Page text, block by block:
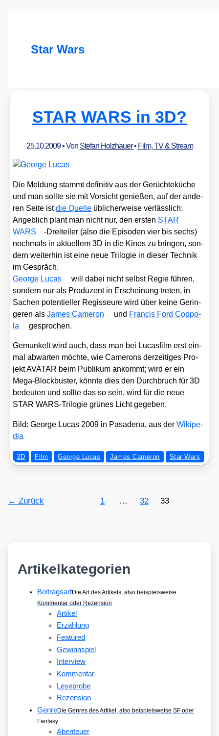
Star Wars
STAR WARS in 3D?
25.10.2009• Von Stefan Holzhauer• Film, TV & Stream
Die Mel­dung stammt defi­ni­tiv aus der Gerüch­te­kü­che
und man soll­te sie mit Vor­sicht genie­ßen, auf der ande­
ren Sei­te istdie Quel­le übli­cher­wei­se ver­läss­lich:
Angeb­lich plant man nicht nur, den ers­ten STAR
WARS
-Drei­tei­ler (also die Epi­so­den vier bis sechs)
noch­mals in aktu­el­lem 3D in die Kinos zu brin­gen, son­
dern wei­ter­hin ist eine neue Tri­lo­gie in die­ser Tech­nik
im Gespräch.
Geor­ge Lucas
will dabei nicht selbst Regie füh­ren,
son­dern nur als Pro­du­zent in Erschei­nung tre­ten, in
Sachen poten­ti­el­ler Regis­seu­re wird über kei­ne Gerin­
ge­ren alsJames Came­ron und Fran­cis Ford Cop­po­
la
gespro­chen.
Gemun­kelt wird auch, dass man bei Lucas­film erst ein­
mal abwar­ten möch­te, wie Came­rons der­zei­ti­ges Pro­
jekt AVATAR beim Publi­kum ankommt; wird er ein
Mega-Block­bus­ter, könn­te dies den Durch­bruch für 3D
bedeu­ten und soll­te das so sein, wird für die neue
STAR WARS-Tri­lo­gie grü­nes Licht gege­ben.
Bild: Geor­ge Lucas 2009 in Pasa­de­na, aus derWiki­pe­
dia
3D Film George Lucas James Cameron Star Wars
← Zurück 1 … 32 33
Artikelkategorien
BeitragsartDie Art des Artikels, also beispielsweise
Kommentar oder Rezension
Artikel
Erzählung
Featured
Gewinnspiel
Interview
Kommentar
Leseprobe
Rezension
GenreDie Genres des Artikel, also beispielsweise SF oder
Fantasy
Abenteuer